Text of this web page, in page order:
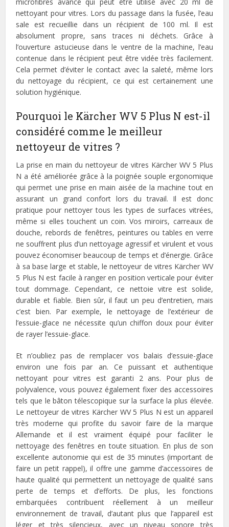
nettoyant pour vitres. Lors du passage dans la fusée, l’eau
sale est recueillie dans un récipient de 100 ml. Il est
absolument propre, sans traces ni déchets. Grâce à
l’ouverture astucieuse dans le ventre de la machine, l’eau
contenue dans le récipient peut être vidée très facilement.
Cela permet d’éviter le contact avec la saleté, même lors
du nettoyage du récipient, ce qui est certainement une
solution hygiénique.
Pourquoi le Kärcher WV 5 Plus N est-il
considéré comme le meilleur
nettoyeur de vitres ?
La prise en main du nettoyeur de vitres Kärcher WV 5 Plus
N a été améliorée grâce à la poignée souple ergonomique
qui permet une prise en main aisée de la machine tout en
assurant un grand confort lors du travail. Il est donc
pratique pour nettoyer tous les types de surfaces vitrées,
même si elles touchent un coin. Vos miroirs, carreaux de
douche, rebords de fenêtres, peintures ou tables en verre
ne souffrent plus d’un nettoyage agressif et virulent et vous
pouvez économiser beaucoup de temps et d’énergie. Grâce
à sa base large et stable, le nettoyeur de vitres Kärcher WV
5 Plus N est facile à ranger en position verticale pour éviter
tout dommage. Cependant, ce nettoie vitre est solide,
durable et fiable. Bien sûr, il faut un peu d’entretien, mais
c’est bien. Par exemple, le nettoyage de l’extérieur de
l’essuie-glace ne nécessite qu’un chiffon doux pour éviter
de rayer l’essuie-glace.
Et n’oubliez pas de remplacer vos balais d’essuie-glace
environ une fois par an. Ce puissant et authentique
nettoyant pour vitres est garanti 2 ans. Pour plus de
polyvalence, vous pouvez également fixer des accessoires
tels que le bâton télescopique sur la surface la plus élevée.
Le nettoyeur de vitres Kärcher WV 5 Plus N est un appareil
très moderne qui profite du savoir faire de la marque
Allemande et il est vraiment équipé pour faciliter le
nettoyage des fenêtres en toute situation. En plus de son
excellente autonomie qui est de 35 minutes (important de
faire un petit rappel), il offre une gamme d’accessoires de
haute qualité qui permettent un nettoyage de qualité sans
perte de temps et d’efforts. De plus, les fonctions
embarquées contribuent réellement à un meilleur
environnement de travail, d’autant plus que l’appareil est
léger et très silencieux, avec un niveau sonore très